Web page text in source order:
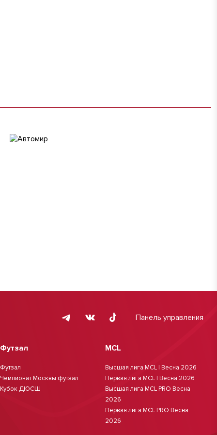
Панель управления
Футзал
Футзал
Чемпионат Москвы футзал
Кубок ДЮСШ
MCL
Высшая лига MCL | Весна 2026
Первая лига MCL | Весна 2026
Высшая лига MCL PRO Весна
2026
Первая лига MCL PRO Весна
2026